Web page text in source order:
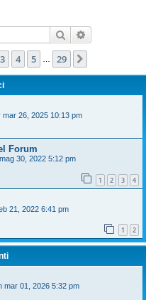
Cerca
di 29
3 4 5 29
mar 26, 2025 10:13 pm
Forum
30, 2022 5:12 pm
1 2 3 4
21, 2022 6:41 pm
1 2
mar 01, 2026 5:32 pm